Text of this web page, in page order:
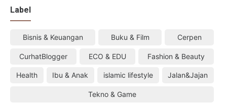
Label
Bisnis & Keuangan Buku & Film Cerpen
CurhatBlogger ECO & EDU Fashion & Beauty
Health Ibu & Anak islamic lifestyle Jalan&Jajan
Tekno & Game